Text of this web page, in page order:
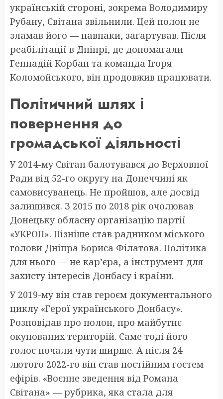
українській стороні, зокрема Володимиру
Рубану, Світана звільнили. Цей полон не
зламав його — навпаки, загартував. Після
реабілітації в Дніпрі, де допомагали
Геннадій Корбан та команда Ігоря
Коломойського, він продовжив працювати.
Політичний шлях і
повернення до
громадської діяльності
У 2014-му Світан балотувався до Верховної
Ради від 52-го округу на Донеччині як
самовисуванець. Не пройшов, але досвід
залишився. З 2015 по 2018 рік очолював
Донецьку обласну організацію партії
«УКРОП». Пізніше став радником міського
голови Дніпра Бориса Філатова. Політика
для нього — не кар’єра, а інструмент для
захисту інтересів Донбасу і країни.
У 2019-му він став героєм документального
циклу «Герої українського Донбасу».
Розповідав про полон, про майбутнє
окупованих територій. Саме тоді його
голос почали чути ширше. А після 24
лютого 2022-го він став постійним гостем
ефірів. «Воєнне зведення від Романа
Світана» — рубрика, яка стала для